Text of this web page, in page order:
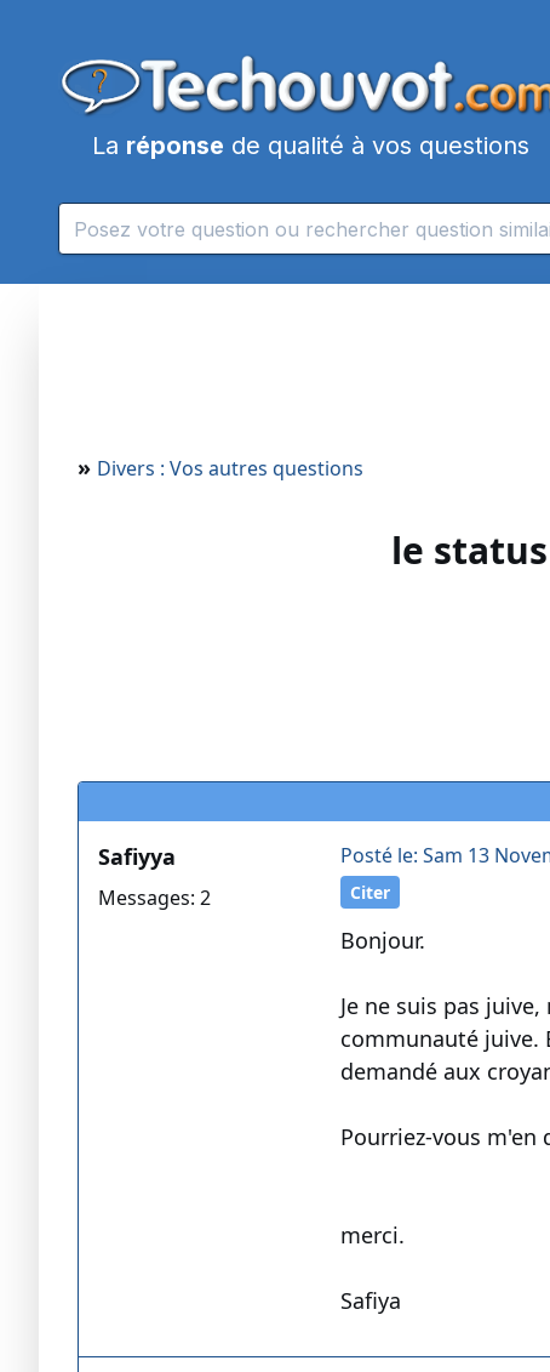
La réponse de qualité à vos questions
» Divers : Vos autres questions
le
Safiyya
Messages: 2
Posté le: Sam 13
Citer
Bonjour.
Je ne suis pas
communauté juive.
demandé aux
Pourriez-vous m'en
merci.
Safiya